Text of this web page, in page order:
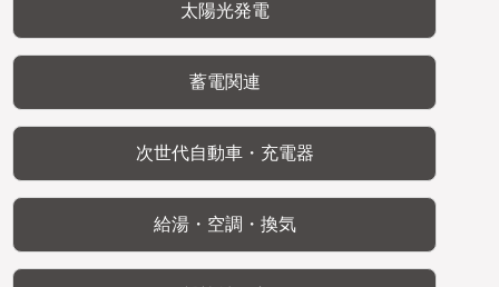
太陽光発電
蓄電関連
次世代自動車・充電器
給湯・空調・換気